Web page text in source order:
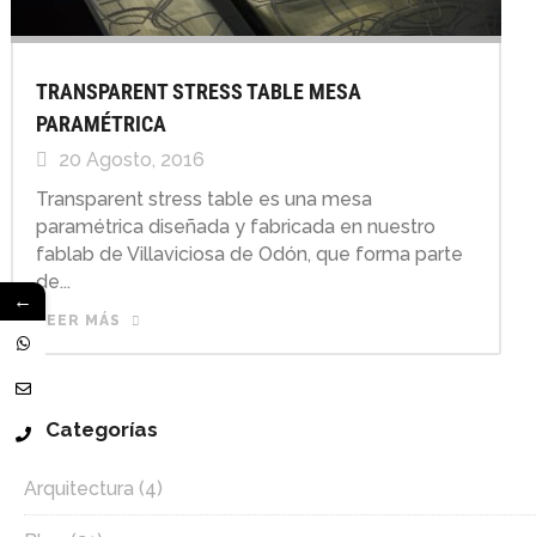
TRANSPARENT STRESS TABLE MESA
PARAMÉTRICA
20 Agosto, 2016
Transparent stress table es una mesa
paramétrica diseñada y fabricada en nuestro
fablab de Villaviciosa de Odón, que forma parte
de...
LEER MÁS
Categorías
Arquitectura (4)
←